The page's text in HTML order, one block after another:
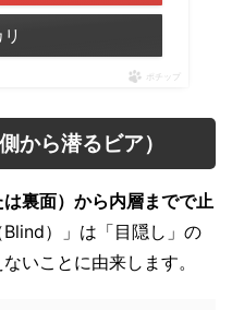
ポチップ
から潜るビア）
裏面）から内層までで止
）」は「目隠し」の
いことに由来します。